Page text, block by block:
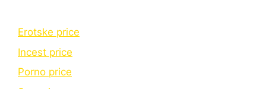
Erotske price
Incest price
Porno price